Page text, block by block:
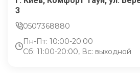
3
0507368880
Пн-Пт: 10:00-20:00
Сб: 11:00-20:00, Вс: выходной